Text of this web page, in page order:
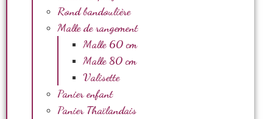
Rond bandoulière
Malle de rangement
Malle 60 cm
Malle 80 cm
Valisette
Panier enfant
Panier Thaïlandais